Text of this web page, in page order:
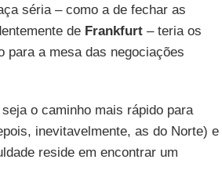
séria – como a de fechar as
de Frankfurt– teria os
para a mesa das negociações
o caminho mais rápido para
inevitavelmente, as do Norte) e
reside em encontrar um